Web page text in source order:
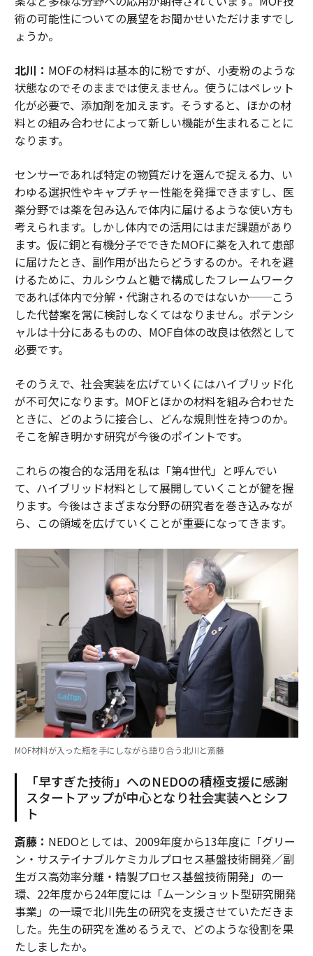
術の可能性についての展望をお聞かせいただけますでし
ょうか。
北川： MOFの材料は基本的に粉ですが、小麦粉のような
状態なのでそのままでは使えません。使うにはペレット
化が必要で、添加剤を加えます。そうすると、ほかの材
料との組み合わせによって新しい機能が生まれることに
なります。
センサーであれば特定の物質だけを選んで捉える力、い
わゆる選択性やキャプチャー性能を発揮できますし、医
薬分野では薬を包み込んで体内に届けるような使い方も
考えられます。しかし体内での活用にはまだ課題があり
ます。仮に銅と有機分子でできたMOFに薬を入れて患部
に届けたとき、副作用が出たらどうするのか。それを避
けるために、カルシウムと糖で構成したフレームワーク
であれば体内で分解・代謝されるのではないか──こう
した代替案を常に検討しなくてはなりません。ポテンシ
ャルは十分にあるものの、MOF自体の改良は依然として
必要です。
そのうえで、社会実装を広げていくにはハイブリッド化
が不可欠になります。MOFとほかの材料を組み合わせた
ときに、どのように接合し、どんな規則性を持つのか。
そこを解き明かす研究が今後のポイントです。
これらの複合的な活用を私は「第4世代」と呼んでい
て、ハイブリッド材料として展開していくことが鍵を握
ります。今後はさまざまな分野の研究者を巻き込みなが
ら、この領域を広げていくことが重要になってきます。
MOF材料が入った瓶を手にしながら語り合う北川と斎藤
「早すぎた技術」へのNEDOの積極支援に感謝
スタートアップが中心となり社会実装へとシフ
ト
斎藤： NEDOとしては、2009年度から13年度に「グリー
ン・サステイナブルケミカルプロセス基盤技術開発／副
生ガス高効率分離・精製プロセス基盤技術開発」の一
環、22年度から24年度には「ムーンショット型研究開発
事業」の一環で北川先生の研究を支援させていただきま
した。先生の研究を進めるうえで、どのような役割を果
たしましたか。